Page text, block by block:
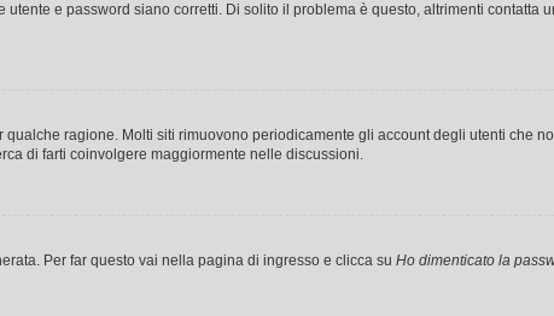
e password siano corretti. Di solito il problema è questo, altrimenti contatta
ragione. Molti siti rimuovono periodicamente gli account degli utenti che
di farti coinvolgere maggiormente nelle discussioni.
Per far questo vai nella pagina di ingresso e clicca su Ho dimenticato la